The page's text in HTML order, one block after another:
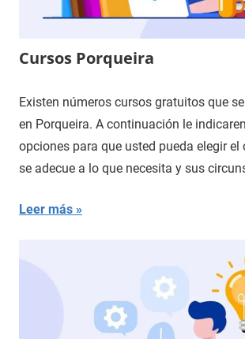
Cursos Porqueira
Existen números cursos gratuitos que
en Porqueira. A continuación le
opciones para que usted pueda elegir el
se adecue a lo que necesita y sus
Leer más